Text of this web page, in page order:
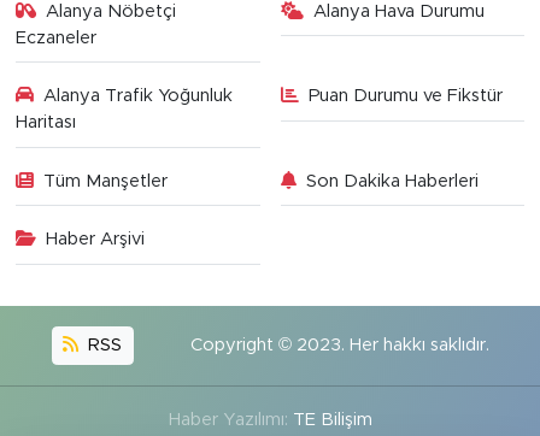
Alanya Nöbetçi
Eczaneler
Alanya Hava Durumu
Alanya Trafik Yoğunluk
Haritası
Puan Durumu ve Fikstür
Tüm Manşetler Son Dakika Haberleri
Haber Arşivi
RSS Copyright © 2023. Her hakkı saklıdır.
Haber Yazılımı: TE Bilişim